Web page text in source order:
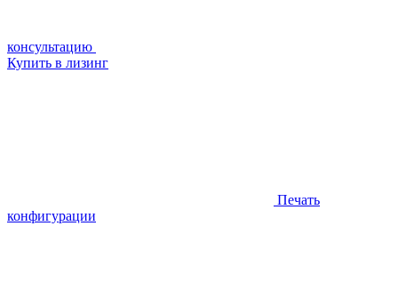
консультацию
Купить в лизинг
Печать
конфигурации